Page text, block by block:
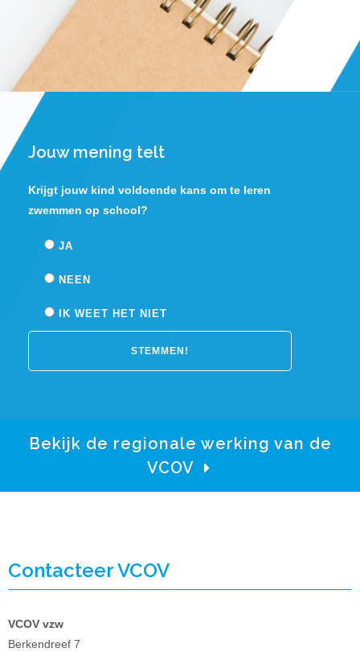
Jouw mening telt
Krijgt jouw kind voldoende kans om te leren
zwemmen op school?
JA
NEEN
IK WEET HET NIET
Bekijk de regionale werking van de
VCOV
Contacteer VCOV
VCOV vzw
Berkendreef 7